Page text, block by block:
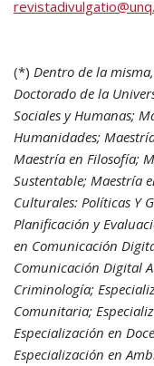
(*) Dentro de la
Doctorado de la
Sociales y Humanas;
Humanidades;
Maestría en Filosofía;
Sustentable; Maestría
Culturales: Políticas Y
Planificación y
en Comunicación
Comunicación Digital
Criminología;
Comunitaria;
Especialización en
Especialización en